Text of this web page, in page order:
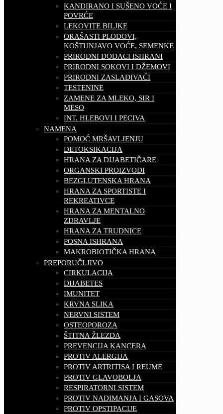
KANDIRANO I SUŠENO VOĆE I
POVRĆE
LEKOVITE BILJKE
ORAŠASTI PLODOVI,
KOŠTUNJAVO VOĆE, SEMENKE
PRIRODNI DODACI ISHRANI
PRIRODNI SOKOVI I DŽEMOVI
PRIRODNI ZASLAĐIVAČI
TESTENINE
ZAMENE ZA MLEKO, SIR I
MESO
INT. HLEBOVI I PECIVA
NAMENA
POMOĆ MRŠAVLJENJU
DETOKSIKACIJA
HRANA ZA DIJABETIČARE
ORGANSKI PROIZVODI
BEZGLUTENSKA HRANA
HRANA ZA SPORTISTE I
REKREATIVCE
HRANA ZA MENTALNO
ZDRAVLJE
HRANA ZA TRUDNICE
POSNA ISHRANA
MAKROBIOTIČKA HRANA
PREPORUČLJIVO
CIRKULACIJA
DIJABETES
IMUNITET
KRVNA SLIKA
NERVNI SISTEM
OSTEOPOROZA
ŠTITNA ŽLEZDA
PREVENCIJA KANCERA
PROTIV ALERGIJA
PROTIV ARTRITISA I REUME
PROTIV GLAVOBOLJA
RESPIRATORNI SISTEM
PROTIV NADIMANJA I GASOVA
PROTIV OPSTIPACIJE